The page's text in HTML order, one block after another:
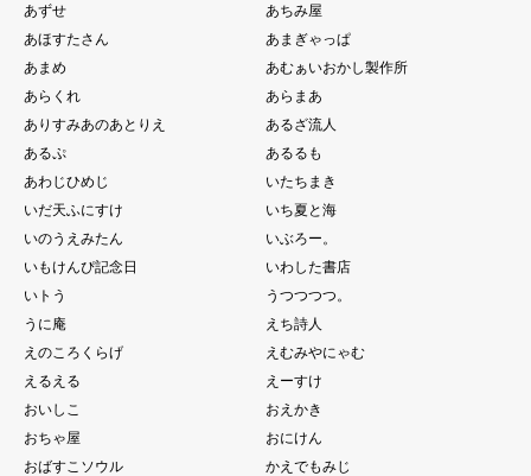
あずせ
あちみ屋
あほすたさん
あまぎゃっぱ
あまめ
あむぁいおかし製作所
あらくれ
あらまあ
ありすみあのあとりえ
あるざ流人
あるぷ
あるるも
あわじひめじ
いたちまき
いだ天ふにすけ
いち夏と海
いのうえみたん
いぶろー。
いもけんぴ記念日
いわした書店
いトう
うつつつつ。
うに庵
えち詩人
えのころくらげ
えむみやにゃむ
えるえる
えーすけ
おいしこ
おえかき
おちゃ屋
おにけん
おばすこソウル
かえでもみじ